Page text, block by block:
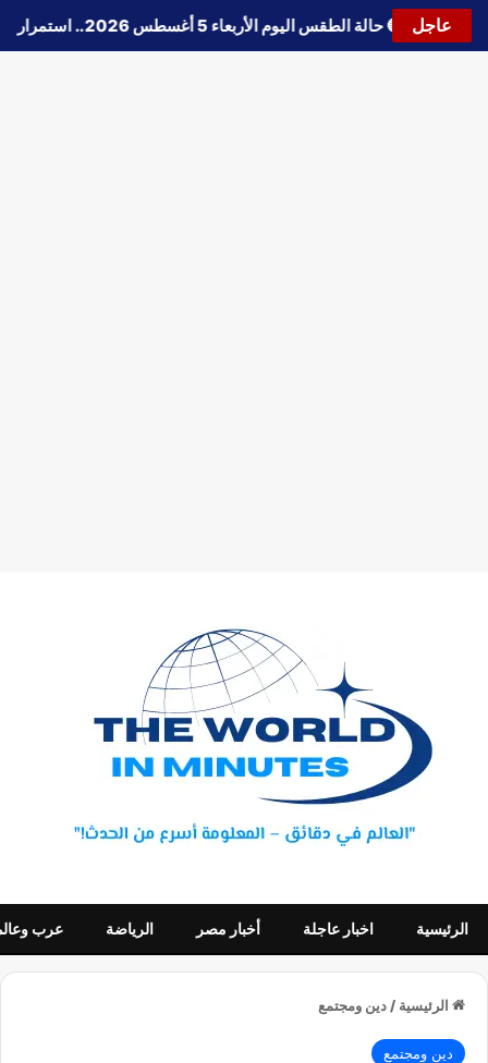
عاجل 🔵حالة الطقس اليوم الأربعاء 5 أغسطس 2026.. استمرار انخفاض الحرارة وتحذيرات من الشبورة واضطراب الملاحة
الرئيسية اخبار عاجلة أخبار مصر الرياضة عرب
الرئيسية / دين ومجتمع
دين ومجتمع